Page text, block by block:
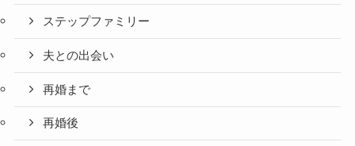
ステップファミリー
夫との出会い
再婚まで
再婚後